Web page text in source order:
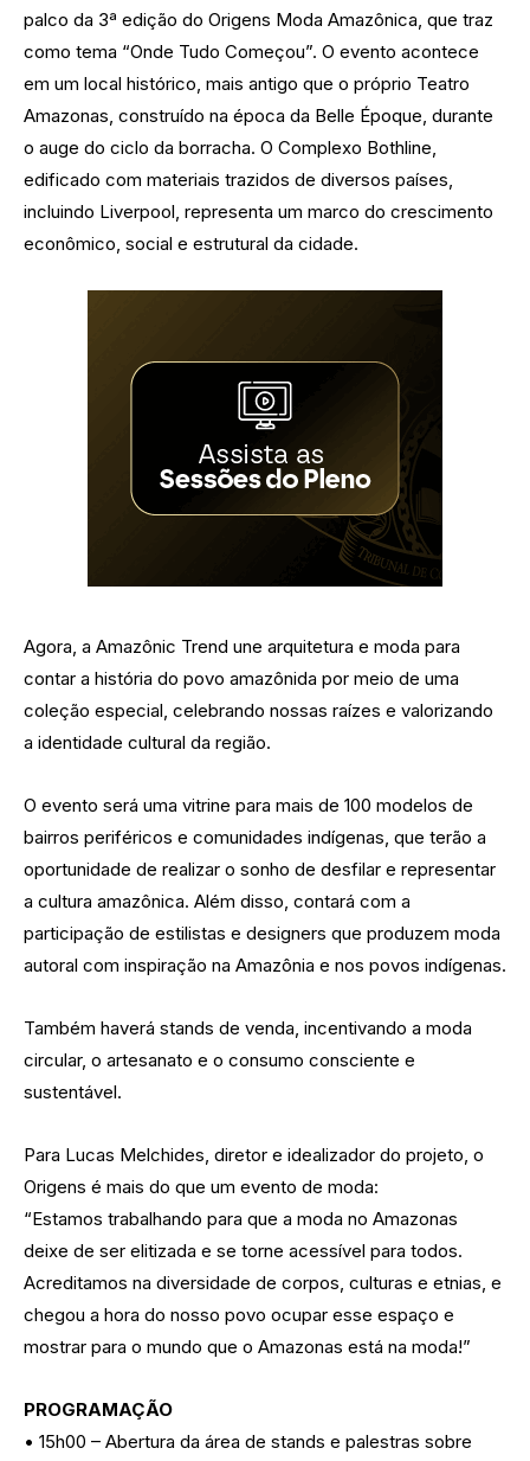
palco da 3ª edição do Origens Moda Amazônica, que traz
como tema “Onde Tudo Começou”. O evento acontece
em um local histórico, mais antigo que o próprio Teatro
Amazonas, construído na época da Belle Époque, durante
o auge do ciclo da borracha. O Complexo Bothline,
edificado com materiais trazidos de diversos países,
incluindo Liverpool, representa um marco do crescimento
econômico, social e estrutural da cidade.
Agora, a Amazônic Trend une arquitetura e moda para
contar a história do povo amazônida por meio de uma
coleção especial, celebrando nossas raízes e valorizando
a identidade cultural da região.
O evento será uma vitrine para mais de 100 modelos de
bairros periféricos e comunidades indígenas, que terão a
oportunidade de realizar o sonho de desfilar e representar
a cultura amazônica. Além disso, contará com a
participação de estilistas e designers que produzem moda
autoral com inspiração na Amazônia e nos povos indígenas.
Também haverá stands de venda, incentivando a moda
circular, o artesanato e o consumo consciente e
sustentável.
Para Lucas Melchides, diretor e idealizador do projeto, o
Origens é mais do que um evento de moda:
“Estamos trabalhando para que a moda no Amazonas
deixe de ser elitizada e se torne acessível para todos.
Acreditamos na diversidade de corpos, culturas e etnias, e
chegou a hora do nosso povo ocupar esse espaço e
mostrar para o mundo que o Amazonas está na moda!”
PROGRAMAÇÃO
• 15h00 – Abertura da área de stands e palestras sobre